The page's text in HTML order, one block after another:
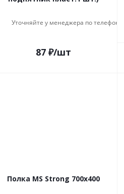
Уточняйте у менеджера по телефону
87₽/шт
Полка MS Strong 700x400